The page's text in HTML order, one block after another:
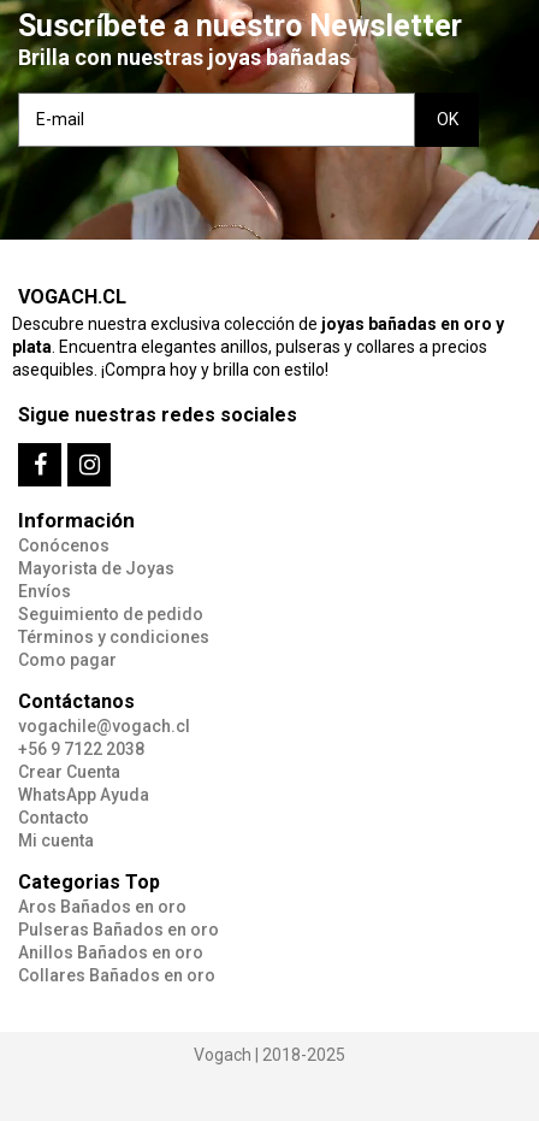
Suscríbete a nuestro Newsletter
Brilla con nuestras joyas bañadas
VOGACH.CL
Descubre nuestra exclusiva colección de joyas bañadas en oro y
plata . Encuentra elegantes anillos, pulseras y collares a precios
asequibles. ¡Compra hoy y brilla con estilo!
Sigue nuestras redes sociales
Información
Conócenos
Mayorista de Joyas
Envíos
Seguimiento de pedido
Términos y condiciones
Como pagar
Contáctanos
vogachile@vogach.cl
+56 9 7122 2038
Crear Cuenta
WhatsApp Ayuda
Contacto
Mi cuenta
Categorias Top
Aros Bañados en oro
Pulseras Bañados en oro
Anillos Bañados en oro
Collares Bañados en oro
Vogach | 2018-2025